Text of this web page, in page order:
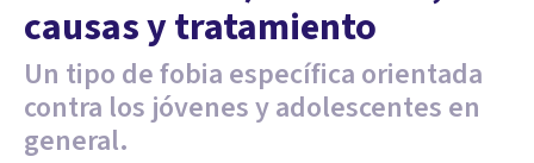
causas y tratamiento
Un tipo de fobia específica orientada
contra los jóvenes y adolescentes en
general.